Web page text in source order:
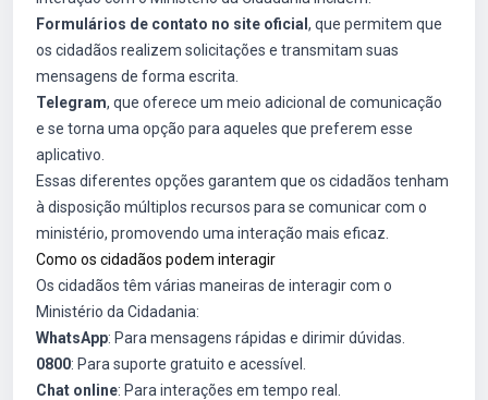
Formulários de contato no site oficial , que permitem que
os cidadãos realizem solicitações e transmitam suas
mensagens de forma escrita.
Telegram, que oferece um meio adicional de comunicação
e se torna uma opção para aqueles que preferem esse
aplicativo.
Essas diferentes opções garantem que os cidadãos tenham
à disposição múltiplos recursos para se comunicar com o
ministério, promovendo uma interação mais eficaz.
Como os cidadãos podem interagir
Os cidadãos têm várias maneiras de interagir com o
Ministério da Cidadania:
WhatsApp: Para mensagens rápidas e dirimir dúvidas.
0800: Para suporte gratuito e acessível.
Chat online: Para interações em tempo real.